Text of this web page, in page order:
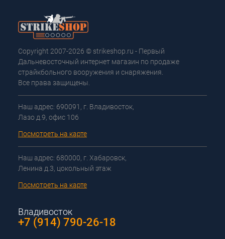
Copyright 2007-2026 © strikeshop.ru - Первый
Дальневосточный интернет магазин по продаже
страйкбольного вооружения и снаряжения.
Все права защищены.
Наш адрес: 690091, г. Владивосток,
Лазо д.9, офис 106
Посмотреть на карте
Наш адрес: 680000, г. Хабаровск,
Ленина д.3, цокольный этаж
Посмотреть на карте
Владивосток
+7 (914) 790-26-18